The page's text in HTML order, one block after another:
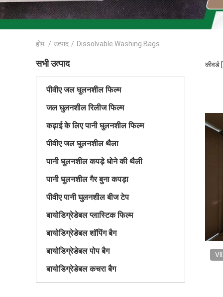
होम / उत्पाद / Dissolvable Washing Bags
सभी उत्पाद
पीवीए जल घुलनशील फिल्म
जल घुलनशील रिलीज फिल्म
कढ़ाई के लिए पानी घुलनशील फिल्म
पीवीए जल घुलनशील थैला
पानी घुलनशील कपड़े धोने की थैली
पानी घुलनशील गैर बुना कपड़ा
पीवीए पानी घुलनशील बीज टेप
बायोडिग्रेडेबल प्लास्टिक फिल्म
बायोडिग्रेडेबल शॉपिंग बैग
बायोडिग्रेडेबल पोप बैग
बायोडिग्रेडेबल कचरा बैग